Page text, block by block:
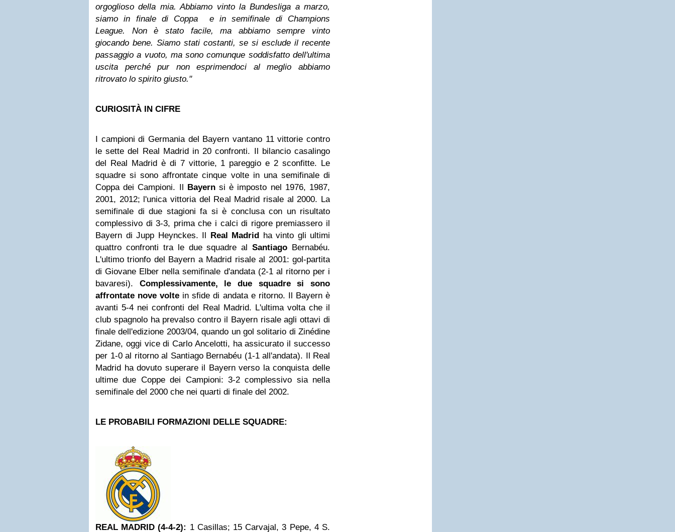
orgoglioso della mia. Abbiamo vinto la Bundesliga a marzo,
siamo in finale di Coppa e in semifinale di Champions
League. Non è stato facile, ma abbiamo sempre vinto
giocando bene. Siamo stati costanti, se si esclude il recente
passaggio a vuoto, ma sono comunque soddisfatto dell'ultima
uscita perché pur non esprimendoci al meglio abbiamo
ritrovato lo spirito giusto."
CURIOSITÀ IN CIFRE
I campioni di Germania del Bayern vantano 11 vittorie contro
le sette del Real Madrid in 20 confronti. Il bilancio casalingo
del Real Madrid è di 7 vittorie, 1 pareggio e 2 sconfitte. Le
squadre si sono affrontate cinque volte in una semifinale di
Coppa dei Campioni. Il Bayernsi è imposto nel 1976, 1987,
2001, 2012; l'unica vittoria del Real Madrid risale al 2000. La
semifinale di due stagioni fa si è conclusa con un risultato
complessivo di 3-3, prima che i calci di rigore premiassero il
Bayern di Jupp Heynckes. Il Real Madrid ha vinto gli ultimi
quattro confronti tra le due squadre alSantiago Bernabéu.
L'ultimo trionfo del Bayern a Madrid risale al 2001: gol-partita
di Giovane Elber nella semifinale d'andata (2-1 al ritorno per i
bavaresi). Complessivamente, le due squadre si sono
affrontate nove volte in sfide di andata e ritorno. Il Bayern è
avanti 5-4 nei confronti del Real Madrid. L'ultima volta che il
club spagnolo ha prevalso contro il Bayern risale agli ottavi di
finale dell'edizione 2003/04, quando un gol solitario di Zinédine
Zidane, oggi vice di Carlo Ancelotti, ha assicurato il successo
per 1-0 al ritorno al Santiago Bernabéu (1-1 all'andata). Il Real
Madrid ha dovuto superare il Bayern verso la conquista delle
ultime due Coppe dei Campioni: 3-2 complessivo sia nella
semifinale del 2000 che nei quarti di finale del 2002.
LE PROBABILI FORMAZIONI DELLE SQUADRE:
REAL MADRID (4-4-2): 1 Casillas; 15 Carvajal, 3 Pepe, 4 S.